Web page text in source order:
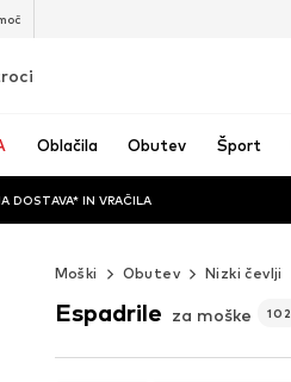
Oblačila Obutev Šport
DOSTAVA* IN VRAČILA
Moški Obutev Nizki čevlji
Espadrile za moške 102